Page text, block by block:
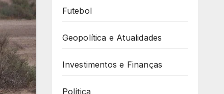
Futebol
Geopolítica e Atualidades
Investimentos e Finanças
Política